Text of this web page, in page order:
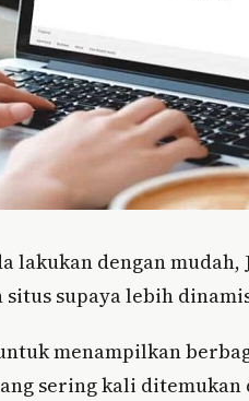
lakukan dengan
supaya lebih
menampilkan
sering kali